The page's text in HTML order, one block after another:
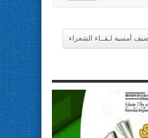
أمسية لـقــاء الشعراء